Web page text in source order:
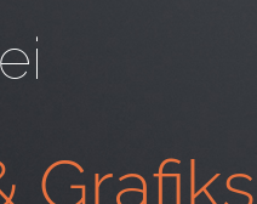
Grafiks